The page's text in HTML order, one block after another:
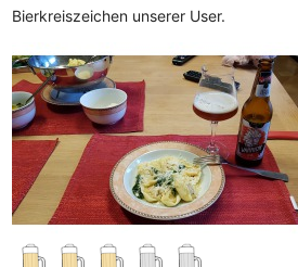
Bierkreiszeichen unserer User.